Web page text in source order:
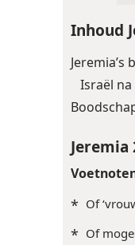
Inhoud
Israël
Jeremia
* Of
* Of